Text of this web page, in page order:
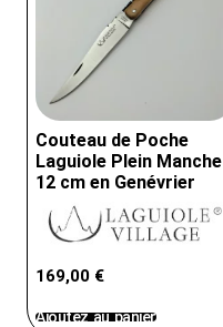
Couteau de Poche
Laguiole Plein Manche
12 cm en Genévrier
169,00 €
Ajoutez au panier